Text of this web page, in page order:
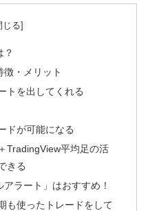
？
・メリット
トを出してくれる
ドが可能になる
TradingView平均足の活
きる
ラート」はおすすめ！
も使ったトレードをして